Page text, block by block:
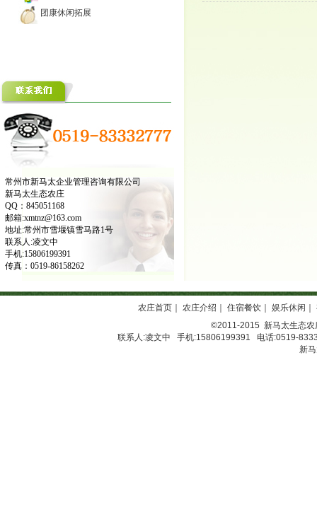
团康休闲拓展
常州市新马太企业管理咨询有限公司
新马太生态农庄
QQ：845051168
邮箱:xmtnz@163.com
地址:常州市雪堰镇雪马路1号
联系人:凌文中
手机:15806199391
传真：0519-86158262
农庄首页｜ 农庄介绍 住宿餐饮｜ 娱乐休闲
©2011-2015 新马太生态农
联系人:凌文中 手机:15806199391 电话:0519-
新